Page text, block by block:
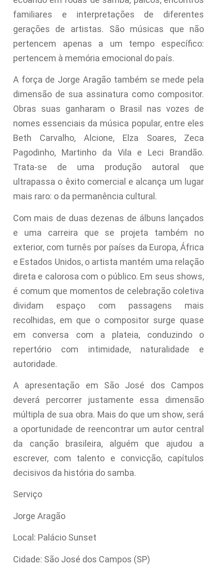
familiares e interpretações de diferentes
gerações de artistas. São músicas que não
pertencem apenas a um tempo específico:
pertencem à memória emocional do país.
A força de Jorge Aragão também se mede pela
dimensão de sua assinatura como compositor.
Obras suas ganharam o Brasil nas vozes de
nomes essenciais da música popular, entre eles
Beth Carvalho, Alcione, Elza Soares, Zeca
Pagodinho, Martinho da Vila e Leci Brandão.
Trata-se de uma produção autoral que
ultrapassa o êxito comercial e alcança um lugar
mais raro: o da permanência cultural.
Com mais de duas dezenas de álbuns lançados
e uma carreira que se projeta também no
exterior, com turnês por países da Europa, África
e Estados Unidos, o artista mantém uma relação
direta e calorosa com o público. Em seus shows,
é comum que momentos de celebração coletiva
dividam espaço com passagens mais
recolhidas, em que o compositor surge quase
em conversa com a plateia, conduzindo o
repertório com intimidade, naturalidade e
autoridade.
A apresentação em São José dos Campos
deverá percorrer justamente essa dimensão
múltipla de sua obra. Mais do que um show, será
a oportunidade de reencontrar um autor central
da canção brasileira, alguém que ajudou a
escrever, com talento e convicção, capítulos
decisivos da história do samba.
Serviço
Jorge Aragão
Local: Palácio Sunset
Cidade: São José dos Campos (SP)